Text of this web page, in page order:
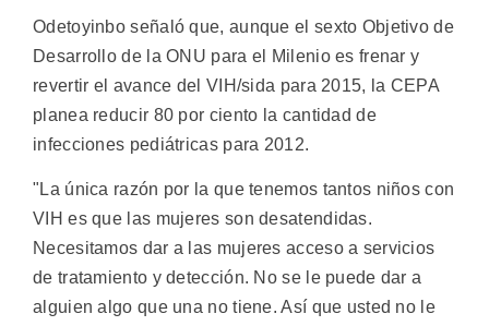
Odetoyinbo señaló que, aunque el sexto Objetivo de
Desarrollo de la ONU para el Milenio es frenar y
revertir el avance del VIH/sida para 2015, la CEPA
planea reducir 80 por ciento la cantidad de
infecciones pediátricas para 2012.
"La única razón por la que tenemos tantos niños con
VIH es que las mujeres son desatendidas.
Necesitamos dar a las mujeres acceso a servicios
de tratamiento y detección. No se le puede dar a
alguien algo que una no tiene. Así que usted no le